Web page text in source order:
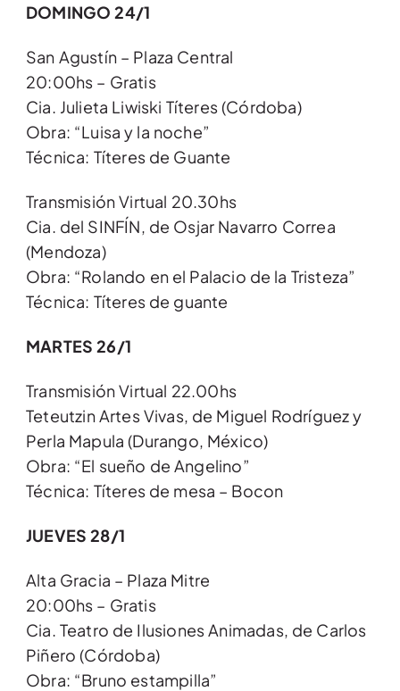
DOMINGO 24/1
San Agustín – Plaza Central
20:00hs – Gratis
Cia. Julieta Liwiski Títeres (Córdoba)
Obra: “Luisa y la noche”
Técnica: Títeres de Guante
Transmisión Virtual 20.30hs
Cia. del SINFÍN, de Osjar Navarro Correa
(Mendoza)
Obra: “Rolando en el Palacio de la Tristeza”
Técnica: Títeres de guante
MARTES 26/1
Transmisión Virtual 22.00hs
Teteutzin Artes Vivas, de Miguel Rodríguez y
Perla Mapula (Durango, México)
Obra: “El sueño de Angelino”
Técnica: Títeres de mesa – Bocon
JUEVES 28/1
Alta Gracia – Plaza Mitre
20:00hs – Gratis
Cia. Teatro de Ilusiones Animadas, de Carlos
Piñero (Córdoba)
Obra: “Bruno estampilla”